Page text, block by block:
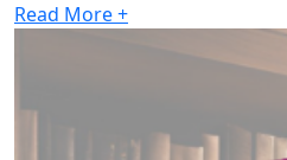
Read More +